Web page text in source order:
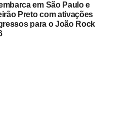
em São Paulo e
Preto com ativações
para o João Rock